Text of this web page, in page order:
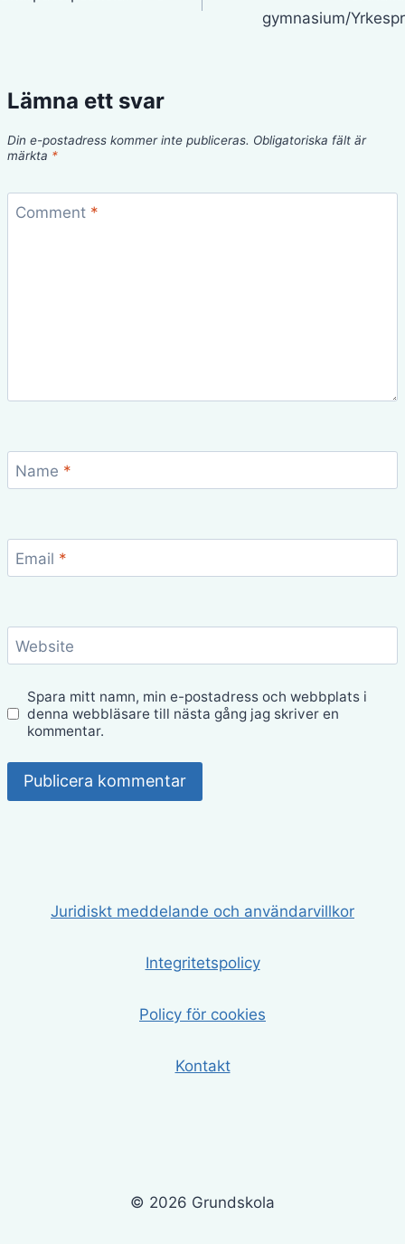
gymnasium/Yrkespr
Lämna ett svar
Din e-postadress kommer inte publiceras. Obligatoriska fält är
märkta *
Comment *
Name *
Email *
Website
Spara mitt namn, min e-postadress och webbplats i
denna webbläsare till nästa gång jag skriver en
kommentar.
Juridiskt meddelande och användarvillkor
Integritetspolicy
Policy för cookies
Kontakt
© 2026 Grundskola